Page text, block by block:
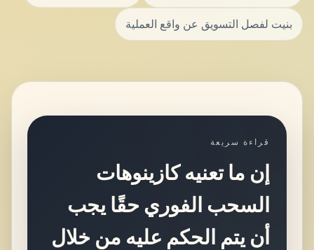
بنيت لفصل التسويق عن واقع العملية
قراءة سريعة
إن ما تعنيه كازينوهات
السحب الفوري حقًا يجب
أن يتم الحكم عليه من خلال